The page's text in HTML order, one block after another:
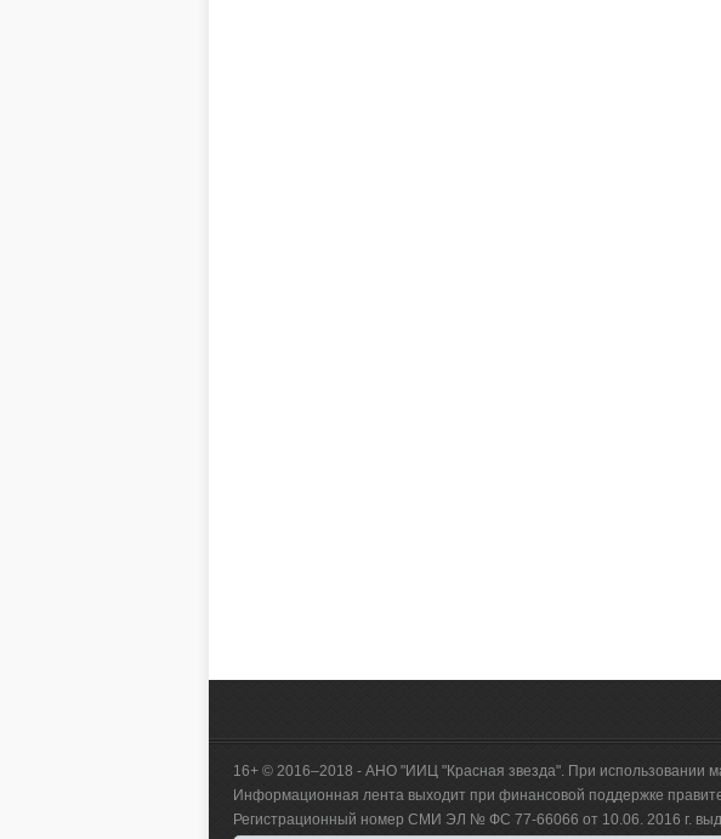
16+ © 2016–2018 - АНО "ИИЦ "Красная звезда". При использовании
Информационная лента выходит при финансовой поддержке
Регистрационный номер СМИ ЭЛ № ФС 77-66066 от 10.06. 2016 г.